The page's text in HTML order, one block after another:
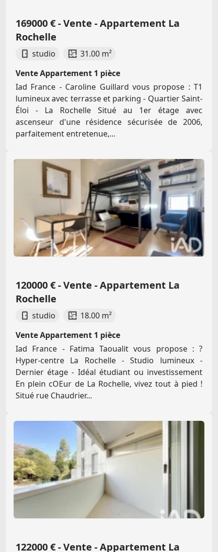
169000 € - Vente - Appartement La
Rochelle
studio
31.00 m²
Vente Appartement 1 pièce
Iad France - Caroline Guillard vous propose : T1
lumineux avec terrasse et parking - Quartier Saint-
Éloi - La Rochelle Situé au 1er étage avec
ascenseur d'une résidence sécurisée de 2006,
parfaitement entretenue,...
120000 € - Vente - Appartement La
Rochelle
studio
18.00 m²
Vente Appartement 1 pièce
Iad France - Fatima Taoualit vous propose : ?
Hyper-centre La Rochelle - Studio lumineux -
Dernier étage - Idéal étudiant ou investissement
En plein cOEur de La Rochelle, vivez tout à pied !
Situé rue Chaudrier...
122000 € - Vente - Appartement La